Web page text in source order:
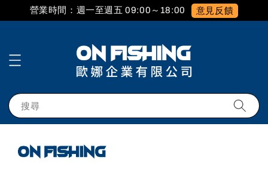
營業時間：週一至週五 09:00～18:00 意見反饋
搜尋